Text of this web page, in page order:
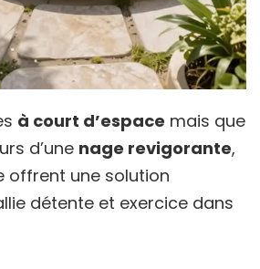
à court d’espace mais que
d’une nage revigorante,
offrent une solution
détente et exercice dans